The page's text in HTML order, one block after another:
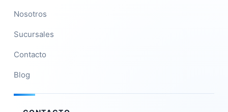
Nosotros
Sucursales
Contacto
Blog